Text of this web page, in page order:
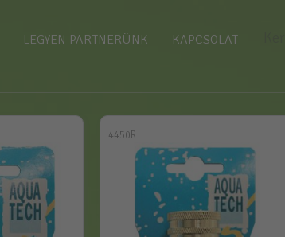
LEGYEN PARTNERÜNK KAPCSOLAT
4450R